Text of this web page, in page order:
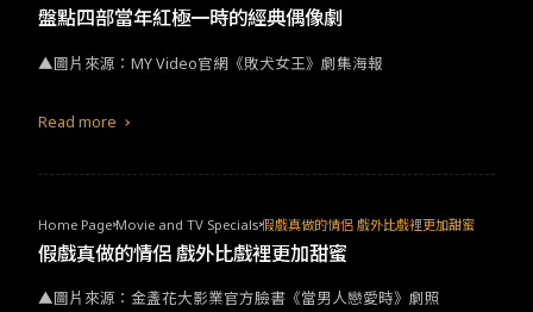
性中就有1名整形過。父母甚至會把「整型手術」作為子女的畢業、
然，認為自然就是美，不管你是哪一派都跟著筆者看看以「整型」
價來買下它？《假面女郎》近期， Netflix 韓劇《假面女郎》將韓國
小熱愛唱歌、跳舞的她，選擇戴上面具開啟直播，完成小時候的夢
想。更令女主角痛心的還有自己的母親，母親從小便非常嫌棄她的
此，深深的打擊了女主角的自尊心，讓她對自己的容貌相當自卑。
盤點四部當年紅極一時的經典偶像劇
▲圖片來源：MY Video官網《敗犬女王》劇集海報
Read more
Home Page Movie and TV Specials 假戲真做的情侶 戲外比戲裡更加甜蜜
假戲真做的情侶 戲外比戲裡更加甜蜜
▲圖片來源：金盞花大影業官方臉書《當男人戀愛時》劇照